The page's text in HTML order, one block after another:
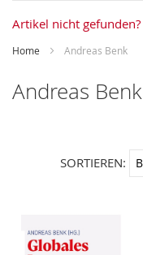
Artikel nicht gefunden?
Home Andreas Benk
Andreas Benk
SORTIEREN: